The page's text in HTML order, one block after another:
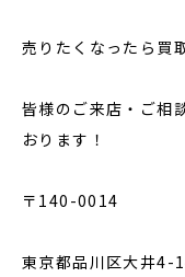
売りたくなったら買
皆様のご来店・ご相
おります！
〒140-0014
東京都品川区大井4-